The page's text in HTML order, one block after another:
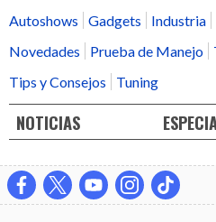
Autoshows
Gadgets Industria
Novedades
Prueba de Manejo
Tips y Consejos
Tuning
NOTICIAS